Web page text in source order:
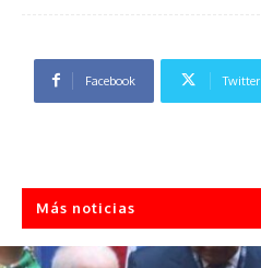
Facebook Twitter
Más noticias